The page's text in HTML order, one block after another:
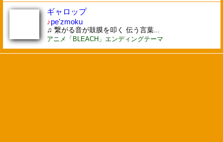
ギャロップ
♪pe'zmoku
♫ 繋がる音が鼓膜を叩く 伝う言葉...
アニメ「BLEACH」エンディングテーマ